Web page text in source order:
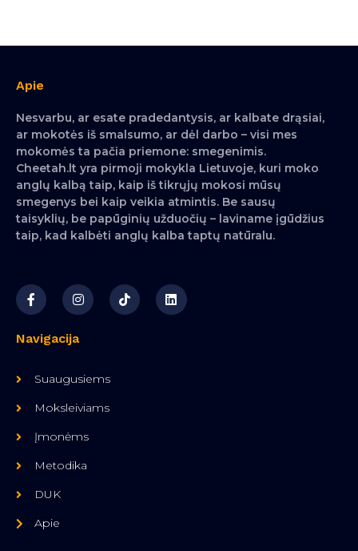
Apie
Nesvarbu, ar esate pradedantysis, ar kalbate drąsiai,
ar mokotės iš smalsumo, ar dėl darbo – visi mes
mokomės ta pačia priemone: smegenimis.
Cheetah.lt yra pirmoji mokykla Lietuvoje, kuri moko
anglų kalbą taip, kaip iš tikrųjų mokosi mūsų
smegenys bei kaip veikia atmintis. Be sausų
taisyklių, be papūginių užduočių – laviname įgūdžius
taip, kad kalbėti anglų kalba taptų natūralu.
Navigacija
Suaugusiems
Moksleiviams
Įmonėms
Metodika
DUK
Apie